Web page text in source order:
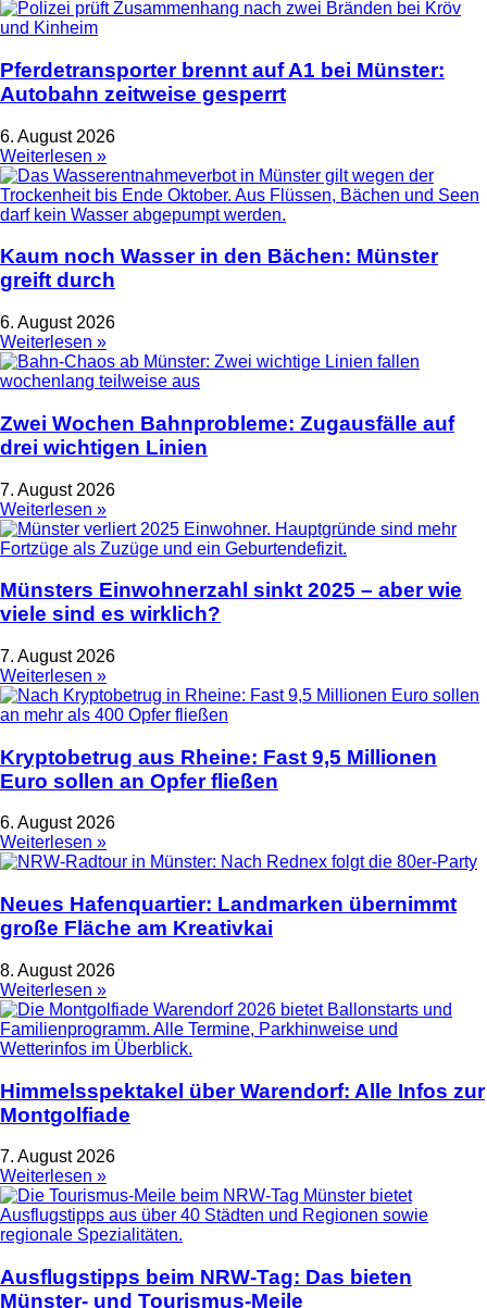
Pferdetransporter brennt auf A1 bei Münster:
Autobahn zeitweise gesperrt
6. August 2026
Weiterlesen »
Kaum noch Wasser in den Bächen: Münster
greift durch
6. August 2026
Weiterlesen »
Zwei Wochen Bahnprobleme: Zugausfälle auf
drei wichtigen Linien
7. August 2026
Weiterlesen »
Münsters Einwohnerzahl sinkt 2025 – aber wie
viele sind es wirklich?
7. August 2026
Weiterlesen »
Kryptobetrug aus Rheine: Fast 9,5 Millionen
Euro sollen an Opfer fließen
6. August 2026
Weiterlesen »
Neues Hafenquartier: Landmarken übernimmt
große Fläche am Kreativkai
8. August 2026
Weiterlesen »
Himmelsspektakel über Warendorf: Alle Infos zur
Montgolfiade
7. August 2026
Weiterlesen »
Ausflugstipps beim NRW-Tag: Das bieten
Münster- und Tourismus-Meile